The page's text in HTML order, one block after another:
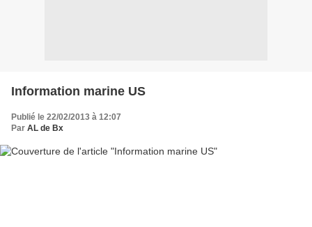
Information marine US
Publié le 22/02/2013 à 12:07
Par AL de Bx